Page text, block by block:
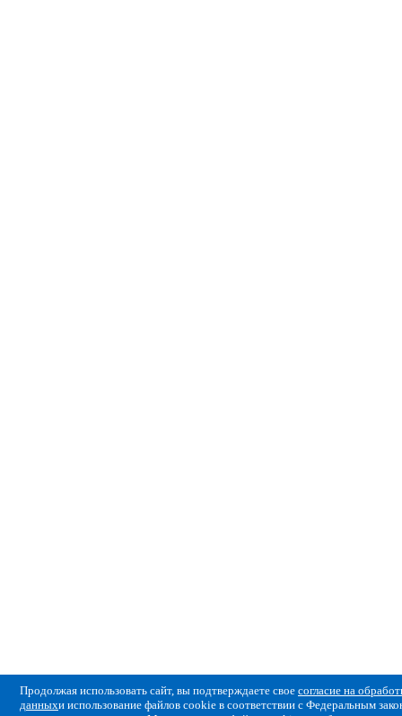
Продолжая использовать сайт, вы подтверждаете свое согласие на
данныхи использование файлов cookie в соответствии с Федеральным